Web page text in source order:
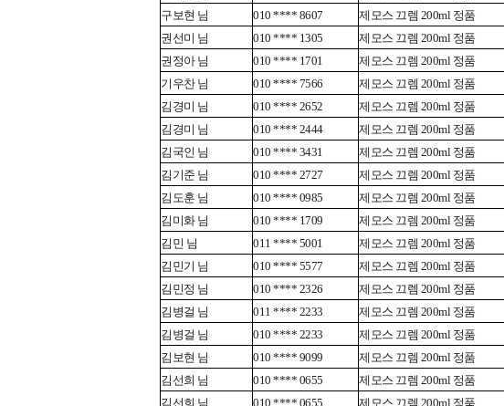
구보현 님
010 **** 8607 제모스 끄렘 200ml 정품
권선미 님
010 **** 1305 제모스 끄렘 200ml 정품
권정아 님
010 **** 1701 제모스 끄렘 200ml 정품
기우찬 님
010 **** 7566 제모스 끄렘 200ml 정품
김경미 님
010 **** 2652 제모스 끄렘 200ml 정품
김경미 님
010 **** 2444 제모스 끄렘 200ml 정품
김국인 님
010 **** 3431 제모스 끄렘 200ml 정품
김기준 님
010 **** 2727 제모스 끄렘 200ml 정품
김도훈 님
010 **** 0985 제모스 끄렘 200ml 정품
김미화 님
010 **** 1709 제모스 끄렘 200ml 정품
김민 님
011 **** 5001 제모스 끄렘 200ml 정품
김민기 님
010 **** 5577 제모스 끄렘 200ml 정품
김민정 님
010 **** 2326 제모스 끄렘 200ml 정품
김병걸 님
011 **** 2233 제모스 끄렘 200ml 정품
김병걸 님
010 **** 2233 제모스 끄렘 200ml 정품
김보현 님
010 **** 9099 제모스 끄렘 200ml 정품
김선희 님
010 **** 0655 제모스 끄렘 200ml 정품
김선희 님
010 **** 0655 제모스 끄렘 200ml 정품